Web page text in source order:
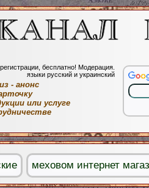
бесплатно! Модерация.
языки русский и украинский
- анонс
или услуге
меховом интернет